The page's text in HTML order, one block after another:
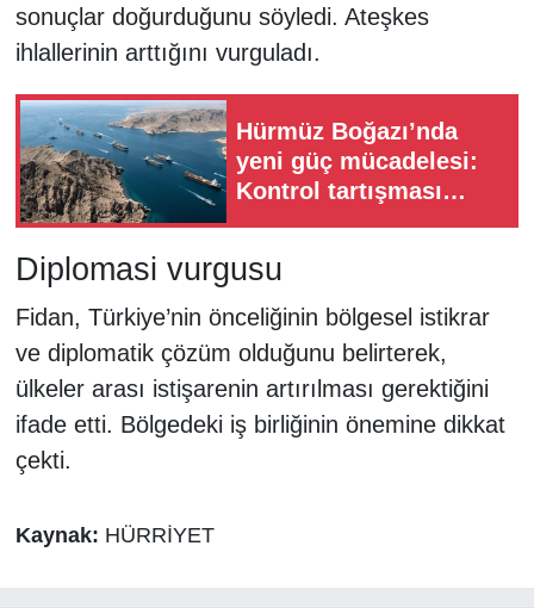
sonuçlar doğurduğunu söyledi. Ateşkes
ihlallerinin arttığını vurguladı.
Hürmüz Boğazı’nda
yeni güç mücadelesi:
Kontrol tartışması
Diplomasi vurgusu
Fidan, Türkiye’nin önceliğinin bölgesel istikrar
ve diplomatik çözüm olduğunu belirterek,
ülkeler arası istişarenin artırılması gerektiğini
ifade etti. Bölgedeki iş birliğinin önemine dikkat
çekti.
Kaynak: HÜRRİYET